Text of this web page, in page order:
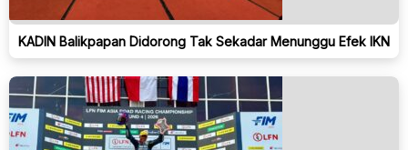
KADIN Balikpapan Didorong Tak Sekadar Menunggu Efek IKN